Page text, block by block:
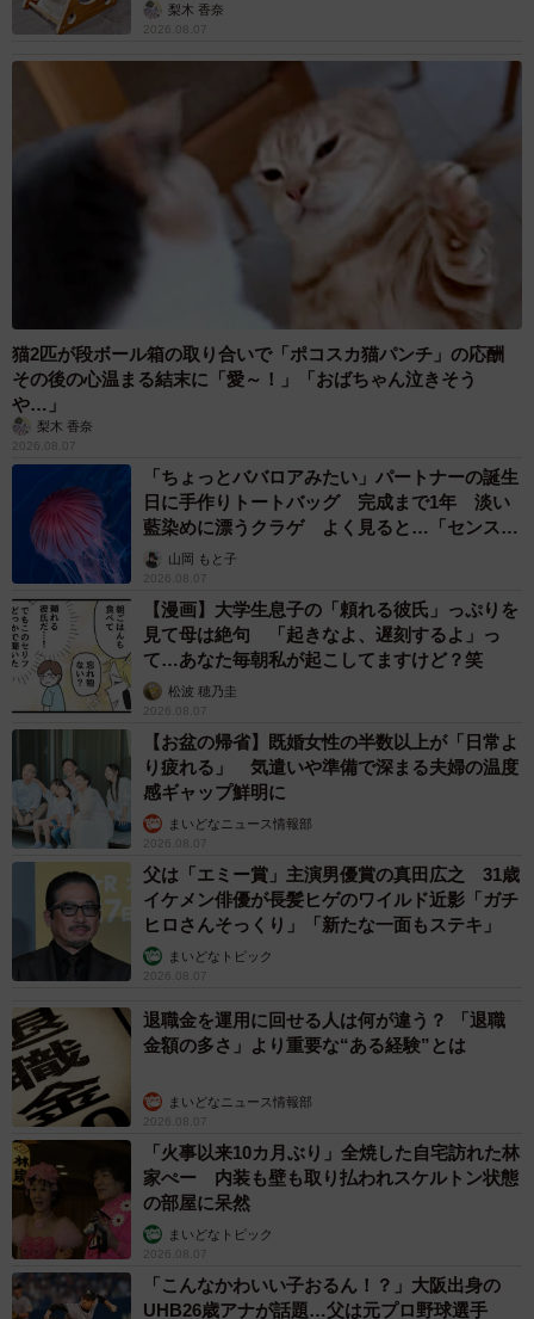
梨木 香奈
2026.08.07
猫2匹が段ボール箱の取り合いで「ポコスカ猫パンチ」の応酬
その後の心温まる結末に「愛～！」「おばちゃん泣きそう
や…」
梨木 香奈
2026.08.07
「ちょっとババロアみたい」パートナーの誕生
日に手作りトートバッグ 完成まで1年 淡い
藍染めに漂うクラゲ よく見ると…「センスす
ごい」山岡 もと子
2026.08.07
【漫画】大学生息子の「頼れる彼氏」っぷりを
見て母は絶句 「起きなよ、遅刻するよ」っ
て…あなた毎朝私が起こしてますけど？笑
松波 穂乃圭
2026.08.07
【お盆の帰省】既婚女性の半数以上が「日常よ
り疲れる」 気遣いや準備で深まる夫婦の温度
感ギャップ鮮明に
まいどなニュース情報部
2026.08.07
父は「エミー賞」主演男優賞の真田広之 31歳
イケメン俳優が長髪ヒゲのワイルド近影「ガチ
ヒロさんそっくり」「新たな一面もステキ」
まいどなトピック
2026.08.07
退職金を運用に回せる人は何が違う？ 「退職
金額の多さ」より重要な“ある経験”とは
まいどなニュース情報部
2026.08.07
「火事以来10カ月ぶり」全焼した自宅訪れた林
家ぺー 内装も壁も取り払われスケルトン状態
の部屋に呆然
まいどなトピック
2026.08.07
「こんなかわいい子おるん！？」大阪出身の
UHB26歳アナが話題…父は元プロ野球選手